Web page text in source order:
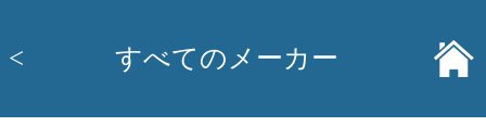
< すべてのメーカー